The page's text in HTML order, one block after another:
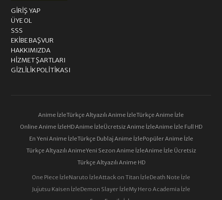
GIRIŞ YAP
ÜYE OL
SSS
EKIBE BAŞVUR
HAKKIMIZDA
HIZMET ŞARTLARI
GIZLILIK POLITIKASI
Anime İzleTürkçe Altyazılı Anime İzleTürkçe Anime İzle
Online Anime İzleHD Anime İzleÜcretsiz Anime İzleAnime İzle Full HD
En Yeni Anime İzleTürkçe Dublaj Anime İzlePopüler Anime İzle
Türkçe Altyazılı AnimeYeni Sezon Anime İzleAnime İzle Ücretsiz
Türkçe Altyazılı Anime HD
One Piece İzleNaruto İzleAttack on Titan İzleDeath Note İzle
Jujutsu Kaisen İzleDemon Slayer İzleMy Hero Academia İzle